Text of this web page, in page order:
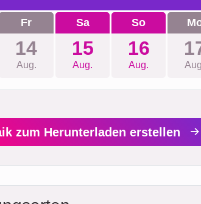
Fr
14
Aug.
Sa
15
Aug.
So
16
Aug.
zum Herunterladen erstellen